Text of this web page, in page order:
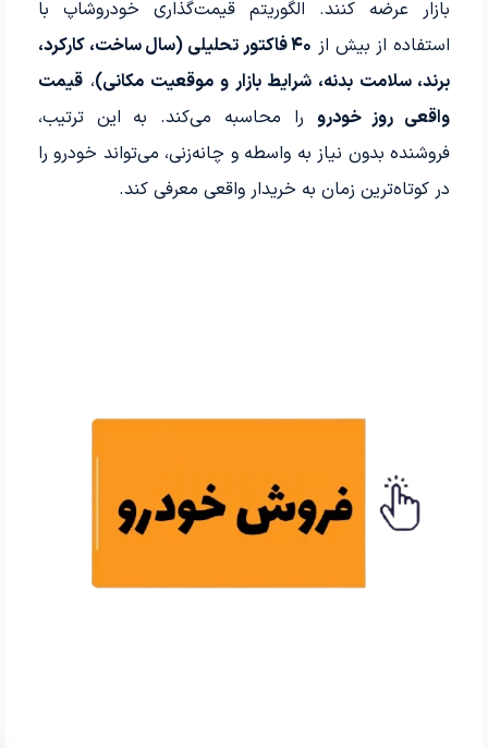
بازار عرضه کنند. الگوریتم قیمت‌گذاری خودروشاپ با
استفاده از بیش از
۴۰ فاکتور تحلیلی (سال ساخت، کارکرد،
برند، سلامت بدنه، شرایط بازار و موقعیت مکانی)،قیمت
واقعی روز خودرو را محاسبه می‌کند. به این ترتیب،
فروشنده بدون نیاز به واسطه و چانه‌زنی، می‌تواند خودرو را
در کوتاه‌ترین زمان به خریدار واقعی معرفی کند.